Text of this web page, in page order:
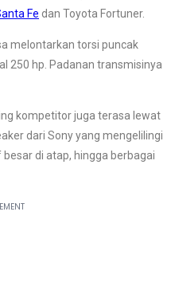
Fe dan Toyota Fortuner.
melontarkan torsi puncak
250 hp. Padanan transmisinya
kompetitor juga terasa lewat
dari Sony yang mengelilingi
di atap, hingga berbagai